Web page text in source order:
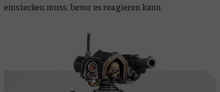
einstecken muss, bevor es reagieren kann.